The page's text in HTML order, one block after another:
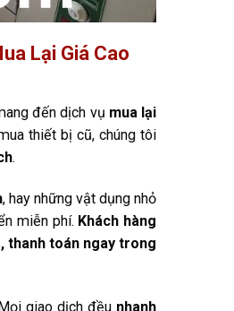
Lại Giá Cao
đến dịch vụ mua lại
thiết bị cũ, chúng tôi
.
, hay những vật dụng nhỏ
miễn phí. Khách hàng
thanh toán ngay trong
giao dịch đều nhanh